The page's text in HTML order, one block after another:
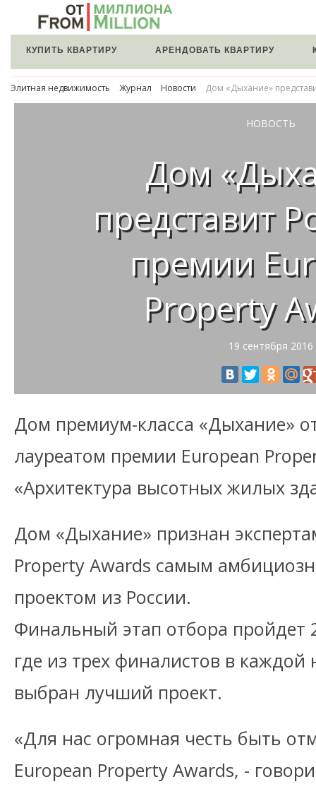
КУПИТЬ КВАРТИРУ АРЕНДОВАТЬ КВАРТИРУ
Элитная недвижимость Журнал Новости Дом «Дыхание»
НОВОСТЬ
Дом
представит
премии
Property
19 сентября 2016
Дом премиум-класса «Дыхание»
лауреатом премии European
«Архитектура высотных жилых
Дом «Дыхание» признан
Property Awards самым
проектом из России.
Финальный этап отбора пройдет
где из трех финалистов в
выбран лучший проект.
«Для нас огромная честь быть
European Property Awards, -